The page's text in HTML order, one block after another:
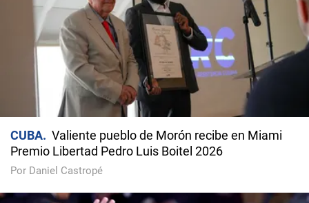
CUBA
Valiente pueblo de Morón recibe en Miami
Premio Libertad Pedro Luis Boitel 2026
Por Daniel Castropé